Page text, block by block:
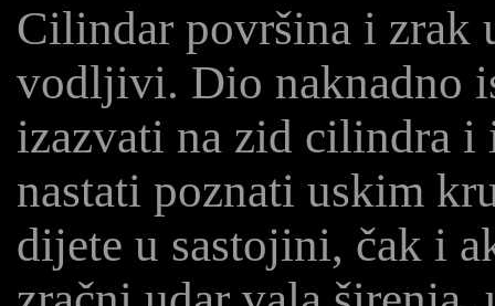
Cilindar površina i
vodljivi. Dio naknadno
izazvati na zid cilindra i
nastati poznati uskim
dijete u sastojini, čak i